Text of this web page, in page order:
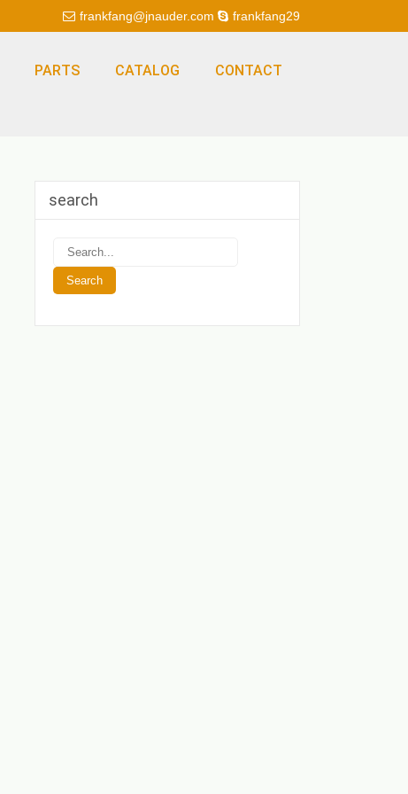
frankfang@jnauder.com frankfang29
PARTS CATALOG CONTACT
search